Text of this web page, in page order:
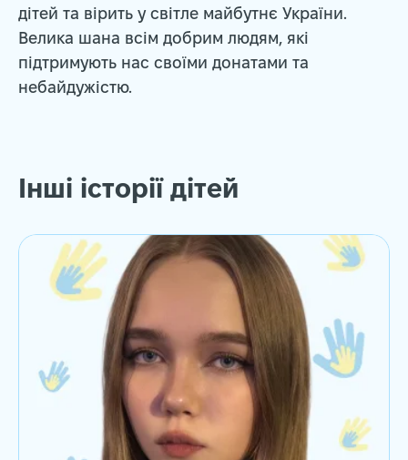
дітей та вірить у світле майбутнє України.
Велика шана всім добрим людям, які
підтримують нас своїми донатами та
небайдужістю.
Інші історії дітей